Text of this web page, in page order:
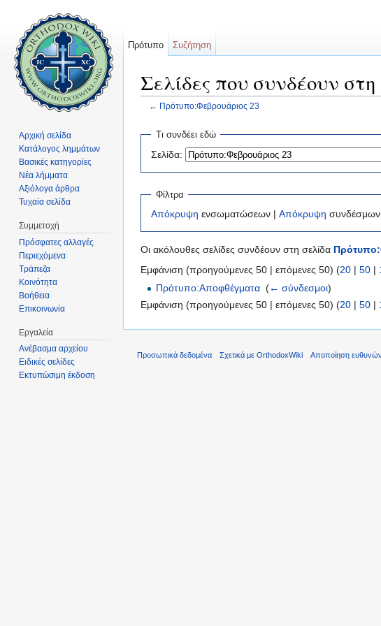
Σελίδες που συνδέουν
← Πρότυπο:Φεβρουάριος 23
Τι συνδέει εδώ
Σελίδα:
Φίλτρα
Απόκρυψη ενσωματώσεων | Απόκρυψη
Οι ακόλουθες σελίδες συνδέουν στη σελίδα
Εμφάνιση (προηγούμενες 50 | επόμενες 50) (20 | 50 |
Πρότυπο:Αποφθέγματα ‎(← σύνδεσμοι)
Εμφάνιση (προηγούμενες 50 | επόμενες 50) (20 | 50 |
Πρότυπο Συζήτηση
Αρχική σελίδα
Κατάλογος λημμάτων
Βασικές κατηγορίες
Νέα λήμματα
Αξιόλογα άρθρα
Τυχαία σελίδα
Συμμετοχή
Πρόσφατες αλλαγές
Περιεχόμενα
Τράπεζα
Κοινότητα
Βοήθεια
Επικοινωνία
Εργαλεία
Ανέβασμα αρχείου
Ειδικές σελίδες
Εκτυπώσιμη έκδοση
Προσωπικά δεδομένα Σχετικά με OrthodoxWiki Αποποίηση ευθυνών